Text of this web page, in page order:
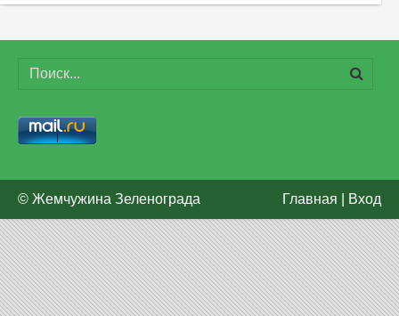
© Жемчужина Зеленограда Главная Вход